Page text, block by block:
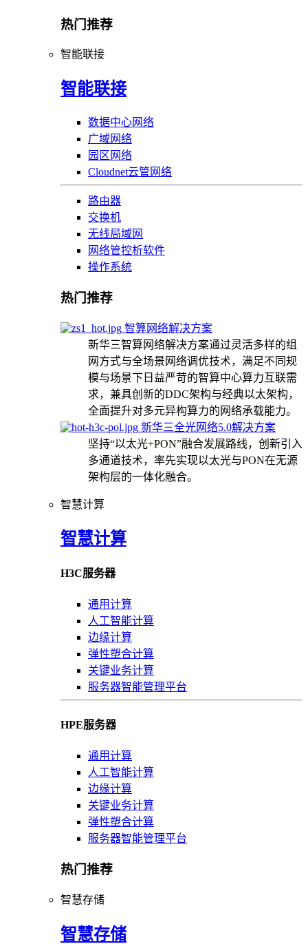
热门推荐
智能联接
智能联接
数据中心网络
广域网络
园区网络
Cloudnet云管网络
路由器
交换机
无线局域网
网络管控析软件
操作系统
热门推荐
智算网络解决方案
新华三智算网络解决方案通过灵活多样的组
网方式与全场景网络调优技术，满足不同规
模与场景下日益严苛的智算中心算力互联需
求，兼具创新的DDC架构与经典以太架构，
全面提升对多元异构算力的网络承载能力。
新华三全光网络5.0解决方案
坚持“以太光+PON”融合发展路线，创新引入
多通道技术，率先实现以太光与PON在无源
架构层的一体化融合。
智慧计算
智慧计算
H3C服务器
通用计算
人工智能计算
边缘计算
弹性塑合计算
关键业务计算
服务器智能管理平台
HPE服务器
通用计算
人工智能计算
边缘计算
关键业务计算
弹性塑合计算
服务器智能管理平台
热门推荐
智慧存储
智慧存储